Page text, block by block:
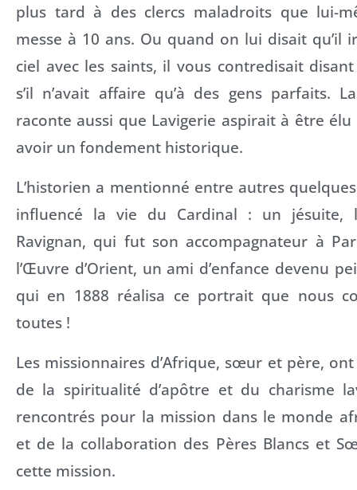
plus tard à des clercs maladroits que lui-
messe à 10 ans. Ou quand on lui disait qu’il
ciel avec les saints, il vous contredisait disant
s’il n’avait affaire qu’à des gens parfaits.
raconte aussi que Lavigerie aspirait à être élu
avoir un fondement historique.
L’historien a mentionné entre autres
influencé la vie du Cardinal : un jésuite,
Ravignan, qui fut son accompagnateur à
l’Œuvre d’Orient, un ami d’enfance devenu
qui en 1888 réalisa ce portrait que nous
toutes !
Les missionnaires d’Afrique, sœur et père,
de la spiritualité d’apôtre et du charisme
rencontrés pour la mission dans le monde
et de la collaboration des Pères Blancs et
cette mission.